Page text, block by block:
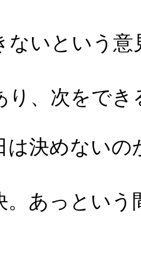
ないという
り、次をで
は決めない
。あっとい